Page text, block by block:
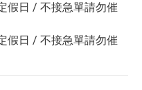
假日 / 不接急單請勿催
假日 / 不接急單請勿催